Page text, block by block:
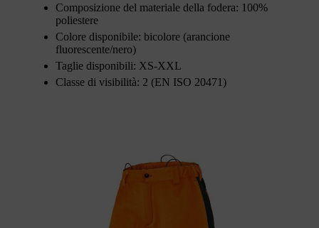
Composizione del materiale della fodera: 100%
poliestere
Colore disponibile: bicolore (arancione
fluorescente/nero)
Taglie disponibili: XS-XXL
Classe di visibilità: 2 (EN ISO 20471)